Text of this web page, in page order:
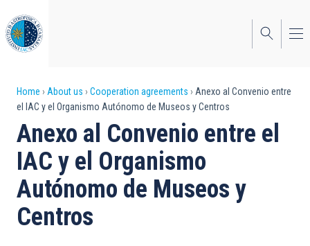
to
main
content
Breadcrumb
Home About us Cooperation agreements
Anexo al Convenio entre
el IAC y el Organismo Autónomo de Museos y Centros
Anexo al Convenio entre el
IAC y el Organismo
Autónomo de Museos y
Centros